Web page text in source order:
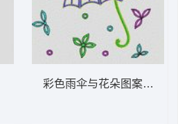
花型 彩色雨伞与花朵图案 植物